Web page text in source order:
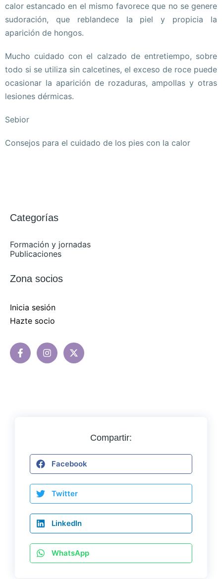
calor estancado en el mismo favorece que no se genere
sudoración, que reblandece la piel y propicia la
aparición de hongos.
Mucho cuidado con el calzado de entretiempo, sobre
todo si se utiliza sin calcetines, el exceso de roce puede
ocasionar la aparición de rozaduras, ampollas y otras
lesiones dérmicas.
Sebior
Consejos para el cuidado de los pies con la calor
Categorías
Formación y jornadas
Publicaciones
Zona socios
Inicia sesión
Hazte socio
Compartir:
Facebook
Twitter
LinkedIn
WhatsApp